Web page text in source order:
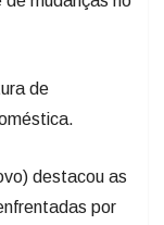
de
destacou as
por